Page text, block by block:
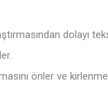
dolayı
önler ve